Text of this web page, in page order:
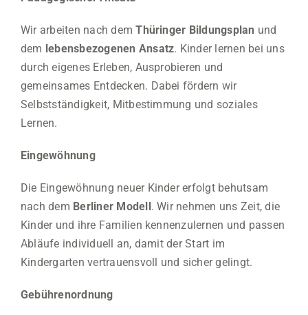
Wir arbeiten nach demThüringer Bildungsplan und
dem lebensbezogenen Ansatz. Kinder lernen bei uns
durch eigenes Erleben, Ausprobieren und
gemeinsames Entdecken. Dabei fördern wir
Selbstständigkeit, Mitbestimmung und soziales
Lernen.
Eingewöhnung
Die Eingewöhnung neuer Kinder erfolgt behutsam
nach dem Berliner Modell. Wir nehmen uns Zeit, die
Kinder und ihre Familien kennenzulernen und passen
Abläufe individuell an, damit der Start im
Kindergarten vertrauensvoll und sicher gelingt.
Gebührenordnung